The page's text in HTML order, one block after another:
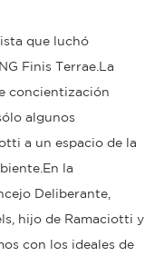
que luchó
Finis Terrae.La
concientización
algunos
a un espacio de la
la
Deliberante,
hijo de Ramaciotti y
con los ideales de